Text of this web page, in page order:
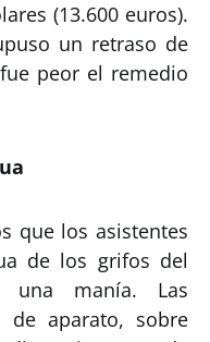
(13.600 euros).
un retraso de
peor el remedio
que los asistentes
de los grifos del
manía. Las
de aparato, sobre